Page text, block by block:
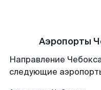
Аэропорты
Направление
следующие